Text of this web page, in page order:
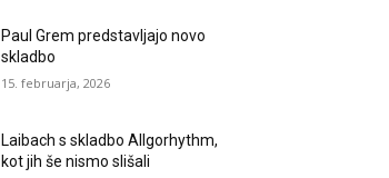
Paul Grem predstavljajo novo
skladbo
15. februarja, 2026
Laibach s skladbo Allgorhythm,
kot jih še nismo slišali